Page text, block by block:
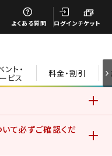
よくある質問 ログインチケット
ント・
ビス 料金・割引
て必ずご確認くだ
閉じる